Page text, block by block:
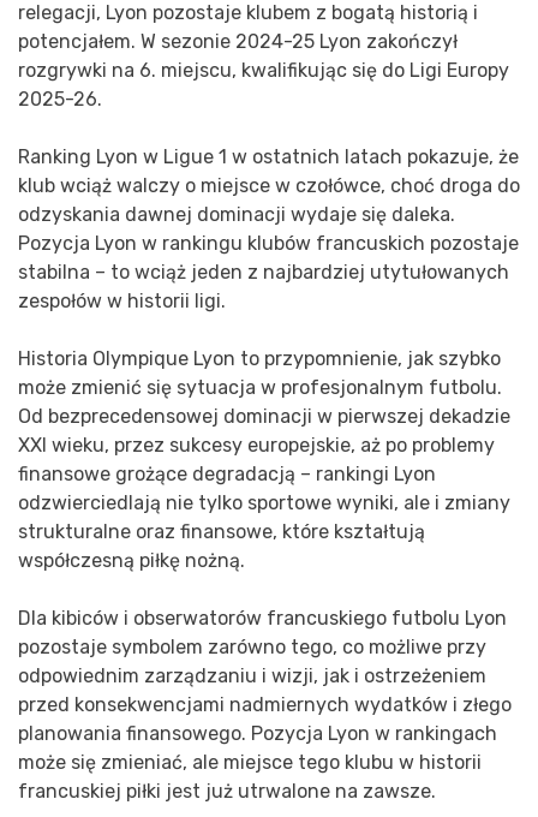
relegacji, Lyon pozostaje klubem z bogatą historią i
potencjałem. W sezonie 2024-25 Lyon zakończył
rozgrywki na 6. miejscu, kwalifikując się do Ligi Europy
2025-26.
Ranking Lyon w Ligue 1 w ostatnich latach pokazuje, że
klub wciąż walczy o miejsce w czołówce, choć droga do
odzyskania dawnej dominacji wydaje się daleka.
Pozycja Lyon w rankingu klubów francuskich pozostaje
stabilna – to wciąż jeden z najbardziej utytułowanych
zespołów w historii ligi.
Historia Olympique Lyon to przypomnienie, jak szybko
może zmienić się sytuacja w profesjonalnym futbolu.
Od bezprecedensowej dominacji w pierwszej dekadzie
XXI wieku, przez sukcesy europejskie, aż po problemy
finansowe grożące degradacją – rankingi Lyon
odzwierciedlają nie tylko sportowe wyniki, ale i zmiany
strukturalne oraz finansowe, które kształtują
współczesną piłkę nożną.
Dla kibiców i obserwatorów francuskiego futbolu Lyon
pozostaje symbolem zarówno tego, co możliwe przy
odpowiednim zarządzaniu i wizji, jak i ostrzeżeniem
przed konsekwencjami nadmiernych wydatków i złego
planowania finansowego. Pozycja Lyon w rankingach
może się zmieniać, ale miejsce tego klubu w historii
francuskiej piłki jest już utrwalone na zawsze.